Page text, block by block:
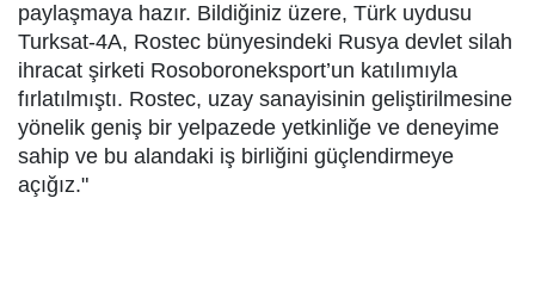
paylaşmaya hazır. Bildiğiniz üzere, Türk uydusu
Turksat-4A, Rostec bünyesindeki Rusya devlet silah
ihracat şirketi Rosoboroneksport’un katılımıyla
fırlatılmıştı. Rostec, uzay sanayisinin geliştirilmesine
yönelik geniş bir yelpazede yetkinliğe ve deneyime
sahip ve bu alandaki iş birliğini güçlendirmeye
açığız."